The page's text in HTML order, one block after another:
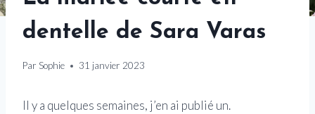
dentelle de Sara Varas
Par Sophie 31 janvier 2023
Il y a quelques semaines, j’en ai publié un.